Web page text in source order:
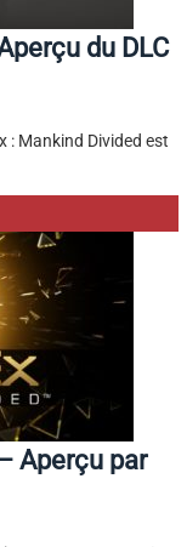
du DLC
: Mankind Divided est
Aperçu par